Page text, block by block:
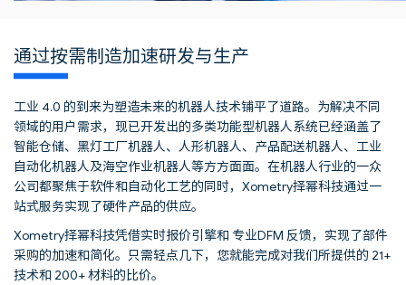
通过按需制造加速研发与生产
工业 4.0 的到来为塑造未来的机器人技术铺平了道路。为解决不同
领域的用户需求，现已开发出的多类功能型机器人系统已经涵盖了
智能仓储、黑灯工厂机器人、人形机器人、产品配送机器人、工业
自动化机器人及海空作业机器人等方方面面。在机器人行业的一众
公司都聚焦于软件和自动化工艺的同时，Xometry择幂科技通过一
站式服务实现了硬件产品的供应。
Xometry择幂科技凭借实时报价引擎和 专业DFM 反馈，实现了部件
采购的加速和简化。只需轻点几下，您就能完成对我们所提供的 21+
技术和 200+ 材料的比价。